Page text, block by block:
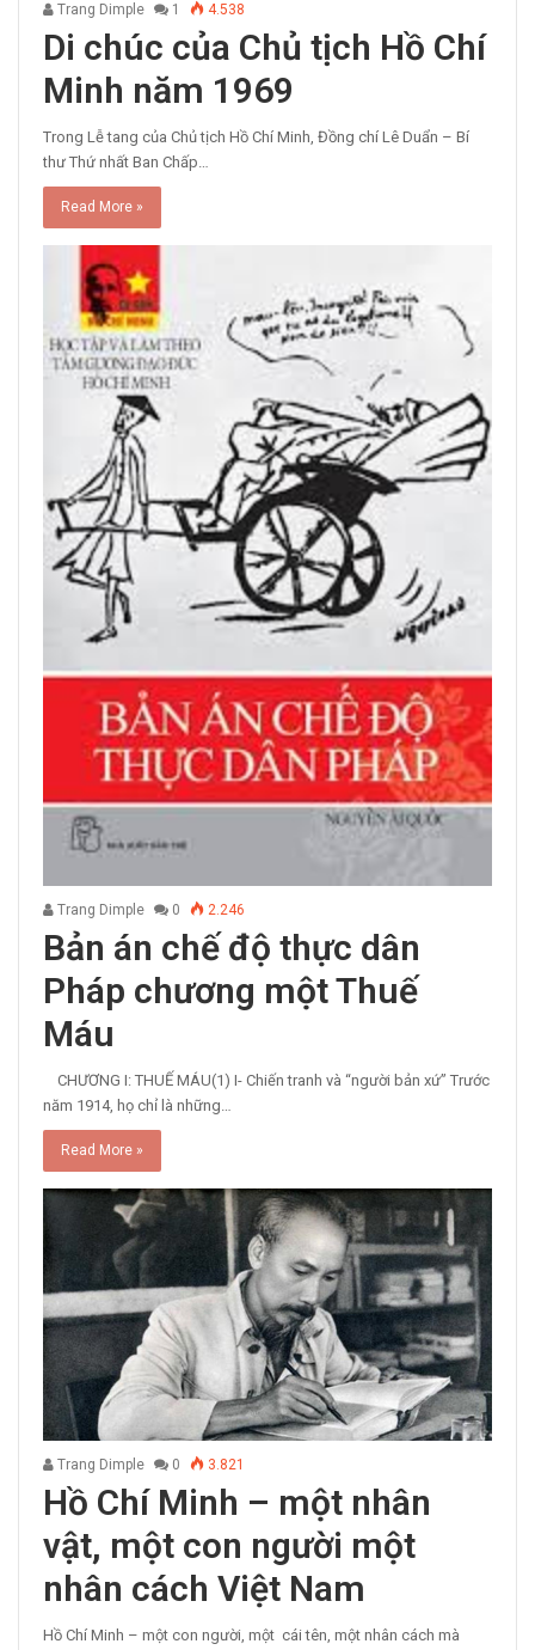
Trang Dimple 1 4.538
Di chúc của Chủ tịch Hồ Chí
Minh năm 1969
Trong Lễ tang của Chủ tịch Hồ Chí Minh, Đồng chí Lê Duẩn – Bí
thư Thứ nhất Ban Chấp…
Read More »
Trang Dimple 0 2.246
Bản án chế độ thực dân
Pháp chương một Thuế
Máu
CHƯƠNG I: THUẾ MÁU(1) I- Chiến tranh và “người bản xứ” Trước
năm 1914, họ chỉ là những…
Read More »
Trang Dimple 0 3.821
Hồ Chí Minh – một nhân
vật, một con người một
nhân cách Việt Nam
Hồ Chí Minh – một con người, một cái tên, một nhân cách mà